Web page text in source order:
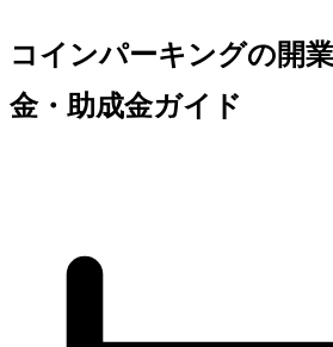
コインパーキングの開
金・助成金ガイド